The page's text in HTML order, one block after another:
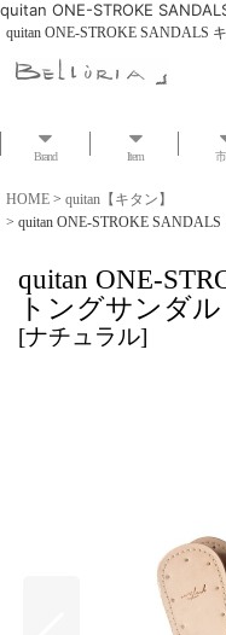
quitan ONE-STROKE
quitan ONE-STROKE SANDALS
Brand Item
HOME > quitan【キタン】
> quitan ONE-STROKE SANDALS
quitan ONE-
トングサンダル
[ナチュラル]